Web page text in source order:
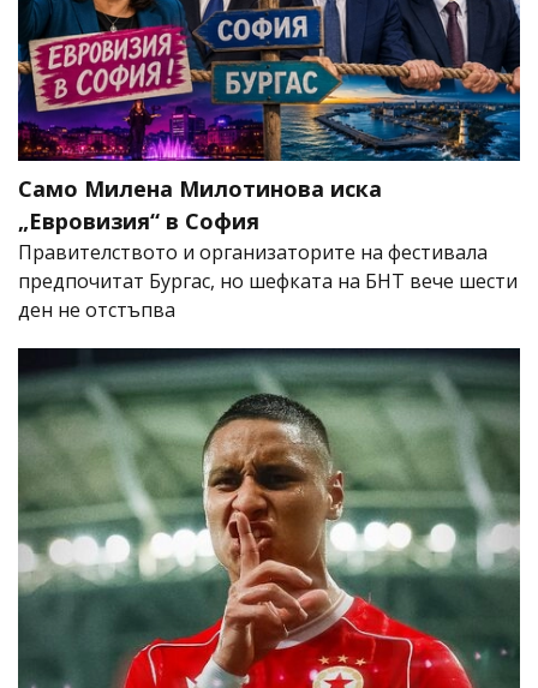
Само Милена Милотинова иска
„Евровизия“ в София
Правителството и организаторите на фестивала
предпочитат Бургас, но шефката на БНТ вече шести
ден не отстъпва